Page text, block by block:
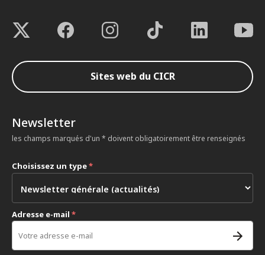
Sites web du CICR
Newsletter
les champs marqués d'un * doivent obligatoirement être renseignés
Choisissez un type*
Adresse e-mail *